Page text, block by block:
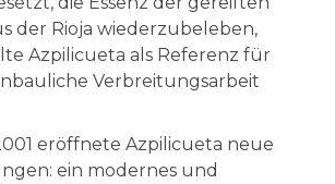
der Rioja wiederzubeleben,
Azpilicueta als Referenz für
Verbreitungsarbeit
eröffnete Azpilicueta neue
ein modernes und